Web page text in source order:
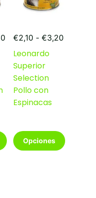
Rango
precios:
desde
€2,10
hasta
€3,20
€2,10 - €3,20
Leonardo
Superior
Selection
Pollo con
Espinacas
Opciones
Este
producto